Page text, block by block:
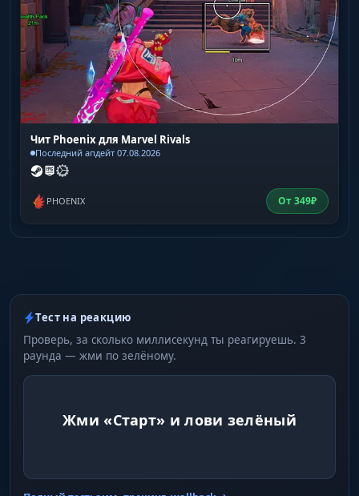
Чит Phoenix для Marvel Rivals
Последний апдейт 07.08.2026
PHOENIX От349₽
Тест на реакцию
Проверь, за сколько миллисекунд ты реагируешь. 3
раунда — жми по зелёному.
Жми «Старт» и лови зелёный